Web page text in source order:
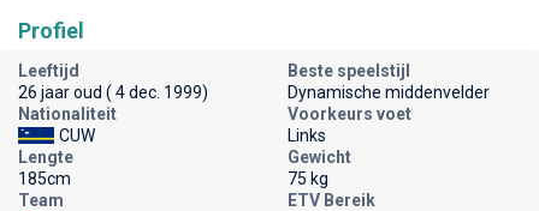
Profiel
Leeftijd
26 jaar oud ( 4 dec. 1999)
Beste speelstijl
Dynamische middenvelder
Nationaliteit
CUW
Voorkeurs voet
Links
Lengte
185cm
Gewicht
75 kg
Team
ETV Bereik